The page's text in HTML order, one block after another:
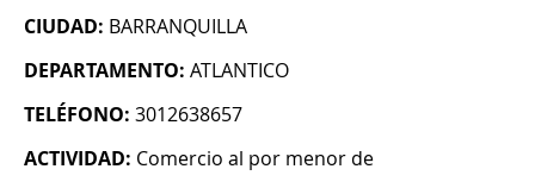
CIUDAD: BARRANQUILLA
DEPARTAMENTO: ATLANTICO
TELÉFONO: 3012638657
ACTIVIDAD: Comercio al por menor de